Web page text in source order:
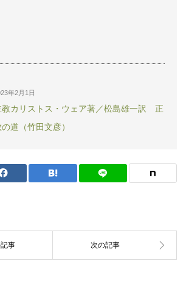
年2月1日
教カリストス・ウェア著／松島雄一訳 正
道（竹田文彦）